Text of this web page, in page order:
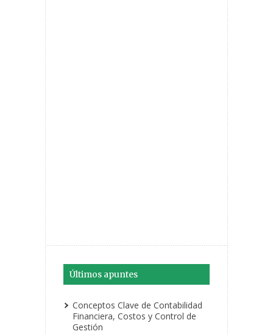
Últimos apuntes
Conceptos Clave de Contabilidad
Financiera, Costos y Control de
Gestión